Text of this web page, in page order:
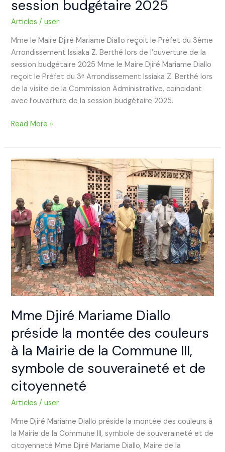
session budgétaire 2025
Articles /user
Mme le Maire Djiré Mariame Diallo reçoit le Préfet du 3ème
Arrondissement Issiaka Z. Berthé lors de l’ouverture de la
session budgétaire 2025 Mme le Maire Djiré Mariame Diallo
reçoit le Préfet du 3ᵉ Arrondissement Issiaka Z. Berthé lors
de la visite de la Commission Administrative, coïncidant
avec l’ouverture de la session budgétaire 2025.
session
budgétaire
Read More »
Mme Djiré Mariame Diallo
préside la montée des couleurs
à la Mairie de la Commune III,
symbole de souveraineté et de
citoyenneté
Articles /user
Mme Djiré Mariame Diallo préside la montée des couleurs à
la Mairie de la Commune III, symbole de souveraineté et de
citoyenneté Mme Djiré Mariame Diallo, Maire de la
Mme
Diallo
préside
la
montée
des
couleurs
à
la
Mairie
de
la
Commune
III,
symbole
de
souveraineté
et
de
citoyenneté